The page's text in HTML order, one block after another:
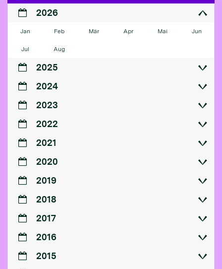
2026
Jan Feb Mär Apr Mai Jun
Jul Aug
2025
2024
2023
2022
2021
2020
2019
2018
2017
2016
2015